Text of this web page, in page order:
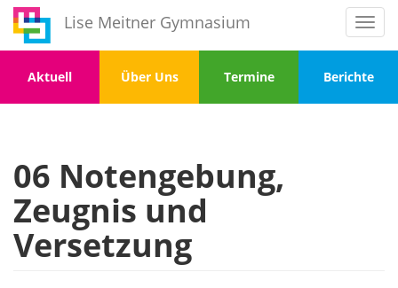
Direkt
zum
Inhalt
Lise Meitner Gymnasium
Menu
1
Aktuell
Menu
2
Über Uns
Menu
3
Termine
Menu
4
Berichte
06 Notengebung,
Zeugnis und
Versetzung